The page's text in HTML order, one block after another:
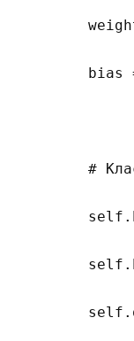
weights
bias =
# Класс
self.h1 =
self.h2 =
self.o1 =